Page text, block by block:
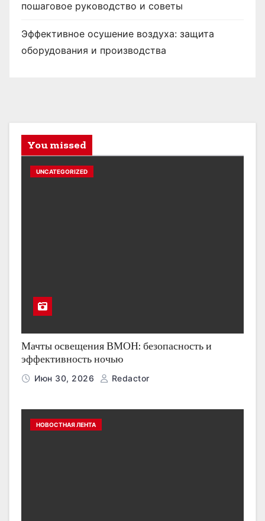
пошаговое руководство и советы
Эффективное осушение воздуха: защита
оборудования и производства
You missed
UNCATEGORIZED
Мачты освещения ВМОН: безопасность и
эффективность ночью
Июн 30, 2026 Redactor
НОВОСТНАЯ ЛЕНТА